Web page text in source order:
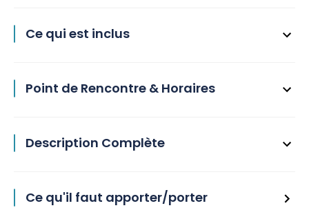
Ce qui est inclus
Point de Rencontre & Horaires
Description Complète
Ce qu'il faut apporter/porter